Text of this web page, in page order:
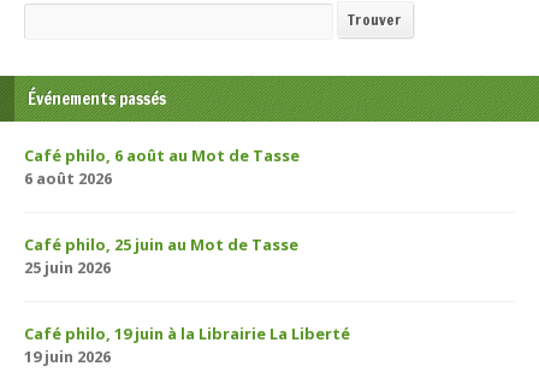
Recherche Trouver
Événements passés
Café philo, 6 août au Mot de Tasse
6 août 2026
Café philo, 25 juin au Mot de Tasse
25 juin 2026
Café philo, 19 juin à la Librairie La Liberté
19 juin 2026